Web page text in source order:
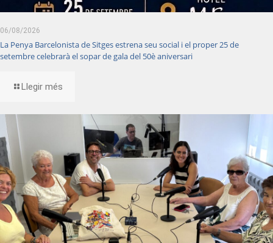
06/08/2026
La Penya Barcelonista de Sitges estrena seu social i el proper 25 de
setembre celebrarà el sopar de gala del 50è aniversari
Llegir més